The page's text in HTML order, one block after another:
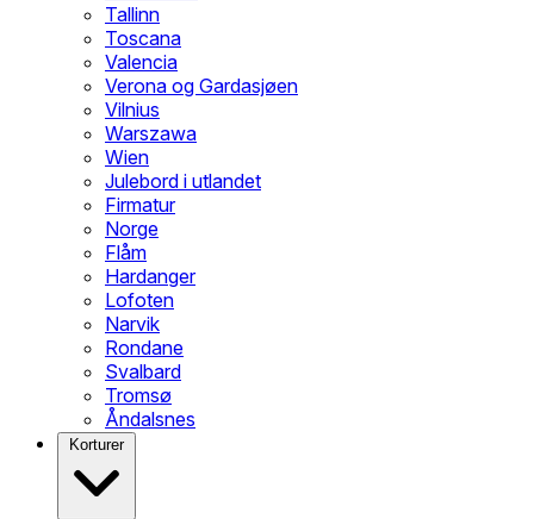
Tallinn
Toscana
Valencia
Verona og Gardasjøen
Vilnius
Warszawa
Wien
Julebord i utlandet
Firmatur
Norge
Flåm
Hardanger
Lofoten
Narvik
Rondane
Svalbard
Tromsø
Åndalsnes
Korturer